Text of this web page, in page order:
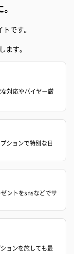
への＋αにおすすめ
です。
ます。
対応やバイヤー厳
ションで特別な日
ントをsnsなどでサ
ョンを施しても最